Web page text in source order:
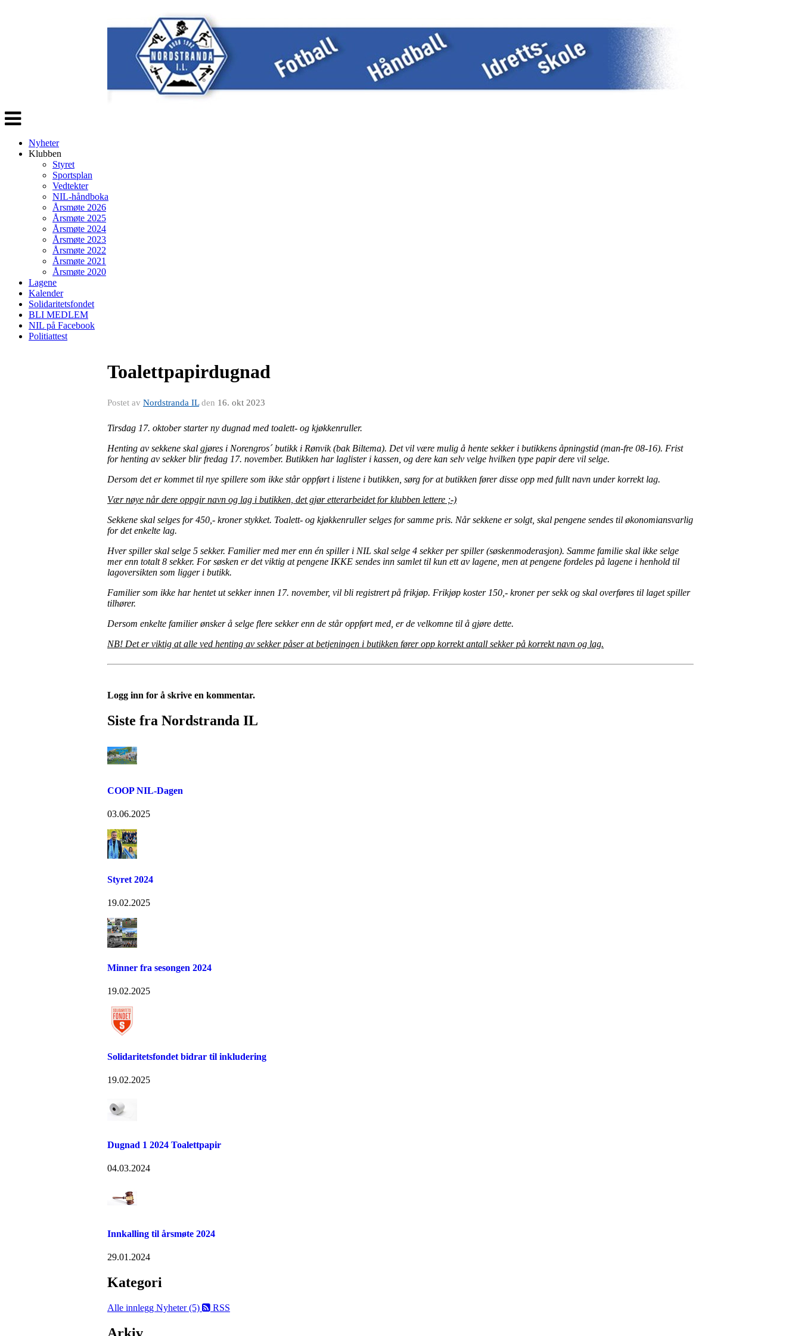
Veksle
navigasjon
Nyheter
Klubben
Styret
Sportsplan
Vedtekter
NIL-håndboka
Årsmøte 2026
Årsmøte 2025
Årsmøte 2024
Årsmøte 2023
Årsmøte 2022
Årsmøte 2021
Årsmøte 2020
Lagene
Kalender
Solidaritetsfondet
BLI MEDLEM
NIL på Facebook
Politiattest
Toalettpapirdugnad
Postet av Nordstranda ILden 16. okt 2023
Tirsdag 17. oktober starter ny dugnad med toalett- og kjøkkenruller.
Henting av sekkene skal gjøres i Norengros´ butikk i Rønvik (bak Biltema). Det vil være mulig å hente sekker i butikkens åpningstid (man-fre 08-16). Frist
for henting av sekker blir fredag 17. november. Butikken har laglister i kassen, og dere kan selv velge hvilken type papir dere vil selge.
Dersom det er kommet til nye spillere som ikke står oppført i listene i butikken, sørg for at butikken fører disse opp med fullt navn under korrekt lag.
Vær nøye når dere oppgir navn og lag i butikken, det gjør etterarbeidet for klubben lettere ;-)
Sekkene skal selges for 450,- kroner stykket. Toalett- og kjøkkenruller selges for samme pris. Når sekkene er solgt, skal pengene sendes til økonomiansvarlig
for det enkelte lag.
Hver spiller skal selge 5 sekker. Familier med mer enn én spiller i NIL skal selge 4 sekker per spiller (søskenmoderasjon). Samme familie skal ikke selge
mer enn totalt 8 sekker. For søsken er det viktig at pengene IKKE sendes inn samlet til kun ett av lagene, men at pengene fordeles på lagene i henhold til
lagoversikten som ligger i butikk.
Familier som ikke har hentet ut sekker innen 17. november, vil bli registrert på frikjøp. Frikjøp koster 150,- kroner per sekk og skal overføres til laget spiller
tilhører.
Dersom enkelte familier ønsker å selge flere sekker enn de står oppført med, er de velkomne til å gjøre dette.
NB! Det er viktig at alle ved henting av sekker påser at betjeningen i butikken fører opp korrekt antall sekker på korrekt navn og lag.
Logg inn for å skrive en kommentar.
Siste fra Nordstranda IL
COOP NIL-Dagen
03.06.2025
Styret 2024
19.02.2025
Minner fra sesongen 2024
19.02.2025
Solidaritetsfondet bidrar til inkludering
19.02.2025
Dugnad 1 2024 Toalettpapir
04.03.2024
Innkalling til årsmøte 2024
29.01.2024
Kategori
Alle innlegg Nyheter (5) RSS